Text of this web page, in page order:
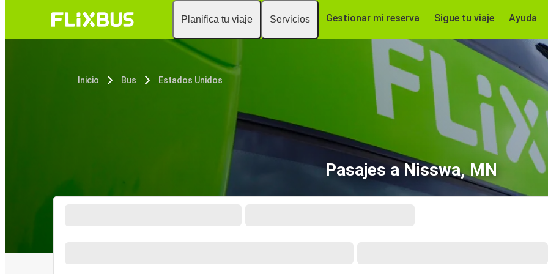
Planifica tu viaje Servicios Gestionar mi reserva Sigue tu viaje Ayuda
Inicio Bus Estados Unidos
Pasajes a Nisswa, MN